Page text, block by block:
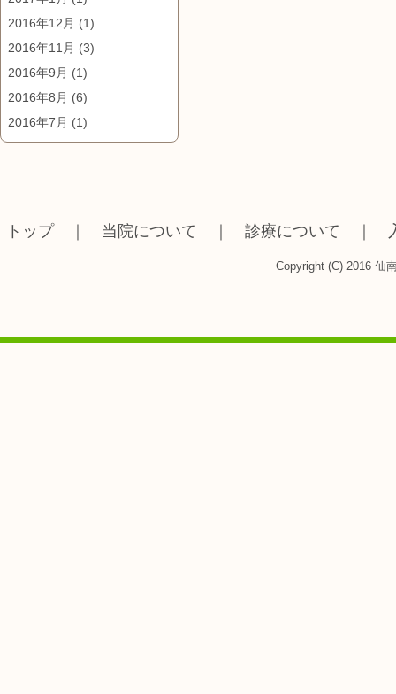
2016年12月 (1)
2016年11月 (3)
2016年9月 (1)
2016年8月 (6)
2016年7月 (1)
トップ｜ 当院について 診療について
Copyright (C) 2016 仙